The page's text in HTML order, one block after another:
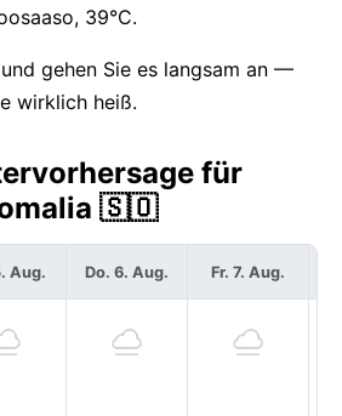
39°C.
gehen Sie es langsam an —
wirklich heiß.
für
🇸🇴
Aug. Do. 6. Aug. Fr. 7. Aug.